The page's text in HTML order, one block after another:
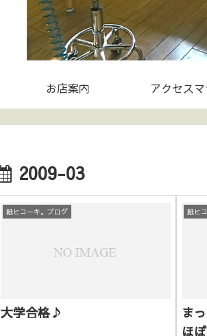
お店案内 アクセス
2009-03
紙ヒコーキ。ブログ
大学合格♪
紙ヒ
ま
ほ